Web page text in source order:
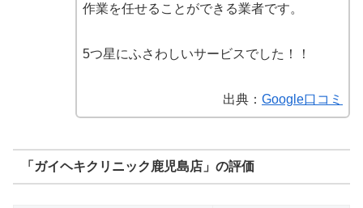
作業を任せることができる業者です。
5つ星にふさわしいサービスでした！！
出典： Google口コミ
「ガイヘキクリニック鹿児島店」の評価